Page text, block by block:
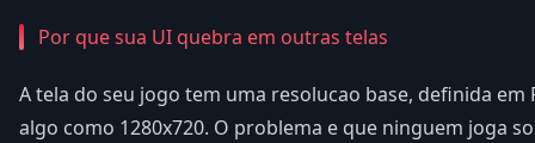
Por que sua UI quebra em outras telas
A tela do seu jogo tem uma resolucao base, definida
algo como 1280x720. O problema e que ninguem joga